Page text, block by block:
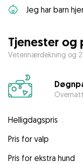
Jeg har barn
Tjenester og
Veterinærdekning og
Helligdagspris
Pris for valp
Pris for ekstra hund